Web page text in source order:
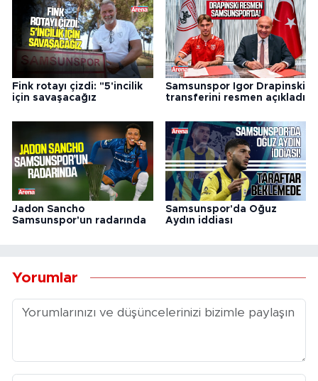
Fink rotayı çizdi: "5'incilik
için savaşacağız
Samsunspor Igor Drapinski
transferini resmen açıkladı
Jadon Sancho
Samsunspor'un radarında
Samsunspor'da Oğuz
Aydın iddiası
Yorumlar